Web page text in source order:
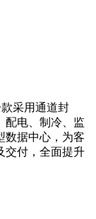
采用通道封
配电、制冷、监
数据中心，为客
交付，全面提升